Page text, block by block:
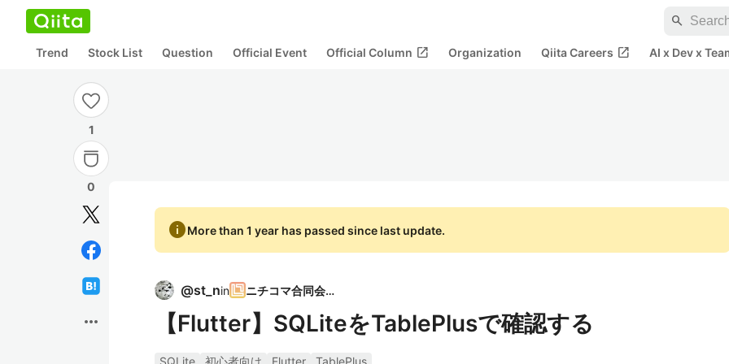
search
Trend Stock List Question Official Event Official Column open_in_new Organization Qiita Careers open_in_new AI x Dev x
1
0
more_horiz
infoMore than 1 year has passed since last update.
@st_nin ニチコマ合同会社
【Flutter】SQLiteをTablePlusで確認する
SQLite 初心者向け Flutter
TablePlus